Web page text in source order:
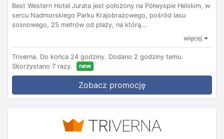
Best Western Hotel Jurata jest położony na Półwyspie Helskim, w
sercu Nadmorskiego Parku Krajobrazowego, pośród lasu
sosnowego, 25 metrów od plaży, na którą...
więcej
Triverna. Do końca 24 godziny. Dodano 2 godziny temu.
Skorzystano 7 razy.
new
Zobacz promocję